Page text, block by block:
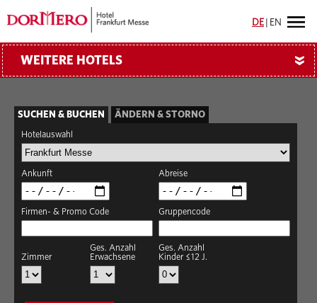
DE EN
WEITERE HOTELS »
SUCHEN & BUCHEN ÄNDERN & STORNO
Hotelauswahl
Ankunft Abreise
Firmen- & Promo Code Gruppencode
Zimmer
Ges. Anzahl
Erwachsene
Ges. Anzahl
Kinder ≤12 J.